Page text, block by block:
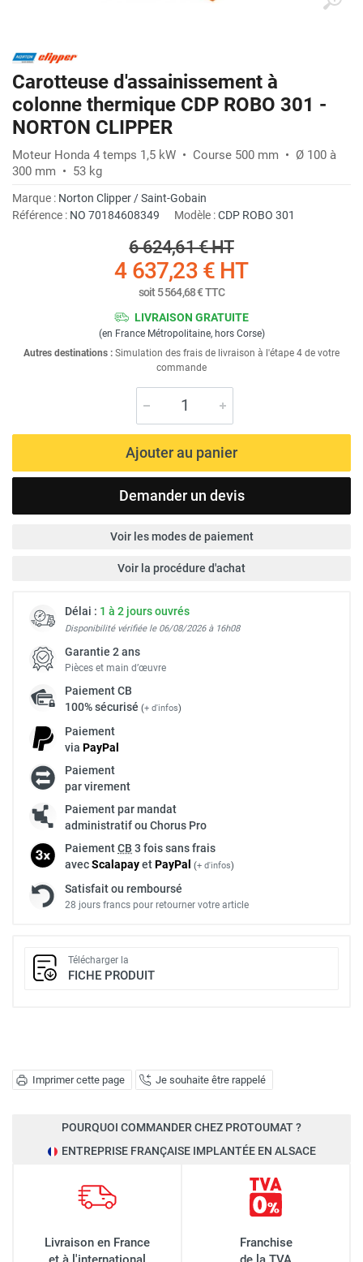
Imprimer cette page Je souhaite être rappelé
Carotteuse d'assainissement à
colonne thermique CDP ROBO 301 -
NORTON CLIPPER
Moteur Honda 4 temps 1,5 kW • Course 500 mm • Ø 100 à
300 mm • 53 kg
Marque : Norton Clipper / Saint-Gobain
Référence : NO 70184608349 Modèle :CDP ROBO 301
6 624,61 €HT
4 637,23 € HT
soit5 564,68 €TTC
LIVRAISON GRATUITE
(en France Métropolitaine, hors Corse)
Autres destinations : Simulation des frais de livraison à l'étape 4 de votre
commande
Ajouter au panier
Demander un devis
Voir les modes de paiement
Voir la procédure d'achat
Délai : 1 à 2 jours ouvrés
Disponibilité vérifiée le 06/08/2026 à 16h08
Garantie 2 ans
Pièces et main d’œuvre
PaiementCB
100% sécurisé (+ d'infos)
Paiement
via PayPal
Paiement
par virement
Paiement par mandat
administratif ou Chorus Pro
PaiementCB 3 fois sans frais
avecScalapayetPayPal (+ d'infos)
Satisfait ou remboursé
28 jours francs pour retourner votre article
Télécharger la
FICHE PRODUIT
POURQUOI COMMANDER CHEZ PROTOUMAT ?
ENTREPRISE FRANÇAISE IMPLANTÉE EN ALSACE
Livraison en France
Franchise